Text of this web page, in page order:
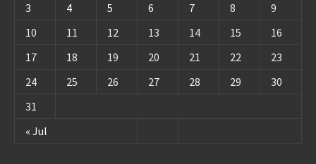
« Jul
3
4 5 6 7 8
9
10
11 12 13 14 15
16
17
18 19 20 21 22
23
24
25 26 27 28 29
30
31